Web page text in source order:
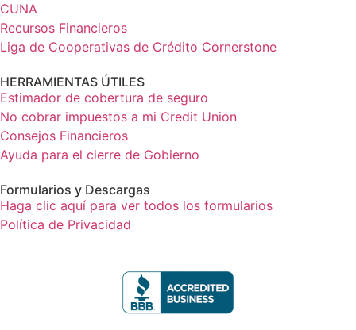
CUNA
Recursos Financieros
Liga de Cooperativas de Crédito Cornerstone
HERRAMIENTAS ÚTILES
Estimador de cobertura de seguro
No cobrar impuestos a mi Credit Union
Consejos Financieros
Ayuda para el cierre de Gobierno
Formularios y Descargas
Haga clic aquí para ver todos los formularios
Política de Privacidad